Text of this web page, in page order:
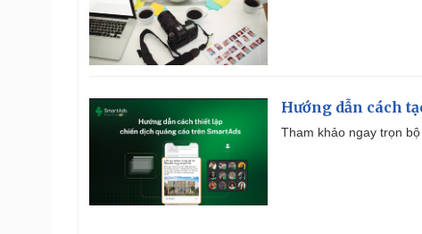
Hướng dẫn cách
Tham khảo ngay trọn